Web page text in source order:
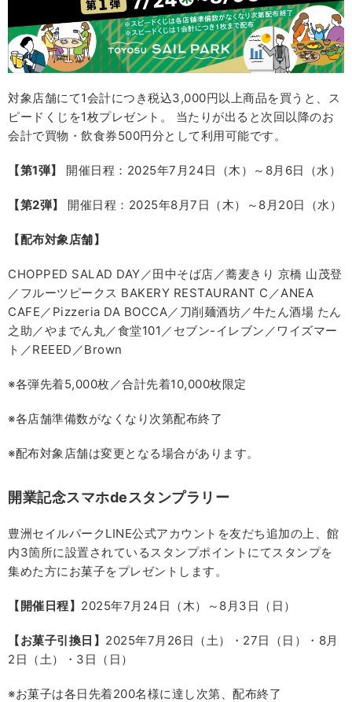
対象店舗にて1会計につき税込3,000円以上商品を買うと、ス
ピードくじを1枚プレゼント。 当たりが出ると次回以降のお
会計で買物・飲食券500円分として利用可能です。
【第1弾】 開催日程：2025年7月24日（木）～8月6日（水）
【第2弾】 開催日程：2025年8月7日（木）～8月20日（水）
【配布対象店舗】
CHOPPED SALAD DAY／田中そば店／蕎麦きり 京橋 山茂登
／フルーツピークス BAKERY RESTAURANT C／ANEA
CAFE／Pizzeria DA BOCCA／刀削麺酒坊／牛たん酒場 たん
之助／やまでん丸／食堂101／セブン-イレブン／ワイズマー
ト／REEED／Brown
※各弾先着5,000枚／合計先着10,000枚限定
※各店舗準備数がなくなり次第配布終了
※配布対象店舗は変更となる場合があります。
開業記念スマホdeスタンプラリー
豊洲セイルパークLINE公式アカウントを友だち追加の上、館
内3箇所に設置されているスタンプポイントにてスタンプを
集めた方にお菓子をプレゼントします。
【開催日程】 2025年7月24日（木）～8月3日（日）
【お菓子引換日】 2025年7月26日（土）・27日（日）・8月
2日（土）・3日（日）
※お菓子は各日先着200名様に達し次第、配布終了